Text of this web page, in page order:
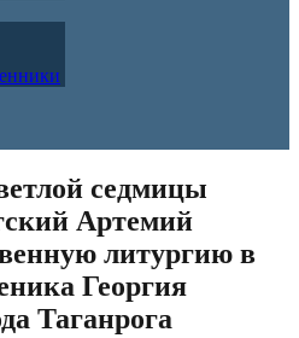
седмицы
Артемий
литургию в
Георгия
Таганрога